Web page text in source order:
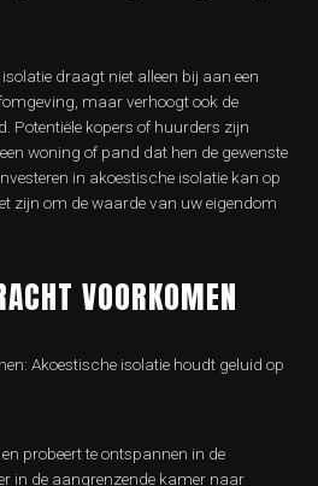
draagt niet alleen bij aan een
maar verhoogt ook de
Potentiële kopers of huurders zijn
woning of pand dat hen de gewenste
in akoestische isolatie kan op
zijn om de waarde van uw eigendom
VOORKOMEN
Akoestische isolatie houdt geluid op
probeert te ontspannen in de
in de aangrenzende kamer naar